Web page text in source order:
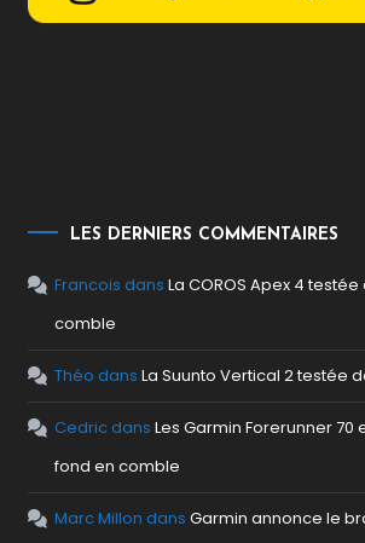
LES DERNIERS COMMENTAIRES
Francois dansLa COROS Apex 4
comble
Théo dansLa Suunto Vertical 2 testée
CedricdansLes Garmin Forerunner 70
fond en comble
Marc Millon dansGarmin annonce le